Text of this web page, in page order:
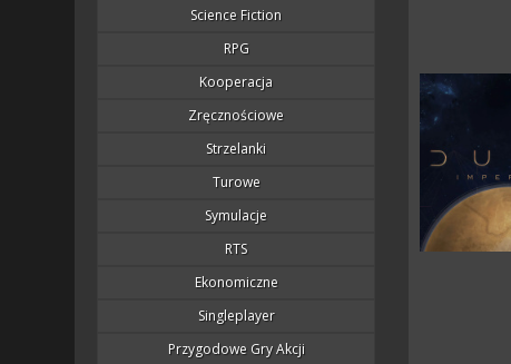
Science Fiction
RPG
Kooperacja
Zręcznościowe
Strzelanki
Turowe
Symulacje
RTS
Ekonomiczne
Singleplayer
Przygodowe Gry Akcji